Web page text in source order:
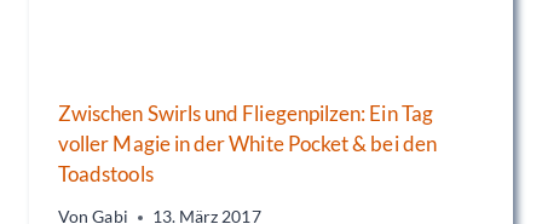
Zwischen Swirls und Fliegenpilzen: Ein Tag
voller Magie in der White Pocket & bei den
Toadstools
Von Gabi 13. März 2017